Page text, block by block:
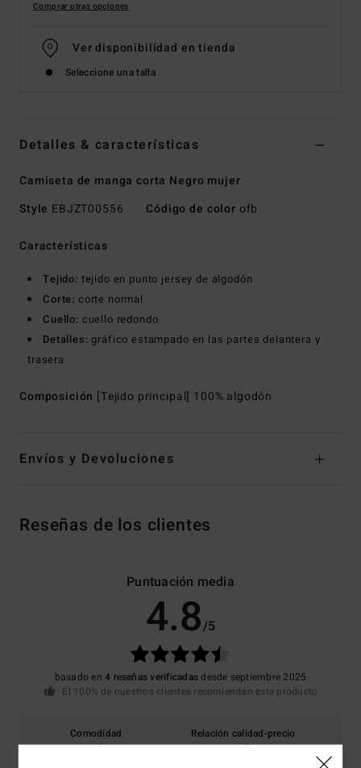
Comprar otras opciones
Ver disponibilidad en tienda
Seleccione una talla
Detalles & características
Camiseta de manga corta Negro mujer
Style EBJZT00556 Código de color ofb
Características
Tejido: tejido en punto jersey de algodón
Corte: corte normal
Cuello: cuello redondo
Detalles: gráfico estampado en las partes delantera y
trasera
Composición [Tejido principal] 100% algodón
Envíos y Devoluciones
Reseñas de los clientes
Puntuación media
4.8/5
basado en4 reseñas verificadasdesde septiembre 2025
El 100% de nuestros clientes recomiendan este producto
Comodidad
4.5
Relación calidad-precio
4.0